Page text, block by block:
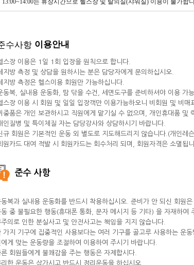
는 휴장시간으로 헬스장 및 탈의실(샤워실) 이용이 불가합
이용안내
스장 이용은 1일 1회 입장을 원칙으로 합니다.
지방 측정 및 상담을 원하시는 분은 담당자에게 문의하십시오.
지방 측정은 헬스이용 회원만 가능하십니다.
동복, 실내용 운동화, 땀 닦을 수건, 세면도구를 준비하셔야 이용 가능
스장 이용 시 회원 및 일일 입장객만 이용가능하오니 비회원 및 비매
중품은 개인 보관하시고 직원에게 맡기실 수 없으며, 개인휴대품 및
인질병 및 특이체질 자는 담당강사와 상담하시기 바랍니다.
규 회원은 기본적인 운동 외 별도로 지도해드리지 않습니다.(개인레
원카드 대여 적발 시 회원카드는 회수처리 되며, 회원자격은 소멸됩니
준수 사항
동복과 실내용 운동화를 반드시 착용하십시오. 준비가 안 되신 회원은
중 불필요한 행동(휴대폰 통화, 문자 메시지 등 기타) 을 자재하여
의로 인한 분실사고 및 안전사고는 책임을 지지 않습니다.
가지 기구에 집중적인 사용보다는 여러 기구를 골고루 사용하는 운동
게 맞는 운동량을 조절하여 이용하여 주시기 바랍니다.
회원들에게 불쾌감을 주는 행동은 자제합시다.
한 운동은 삼가시고 반드시 정리운동을 하십시오.